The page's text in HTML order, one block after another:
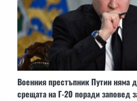
Военния престъпник Путин няма
срещата на Г-20 поради заповед